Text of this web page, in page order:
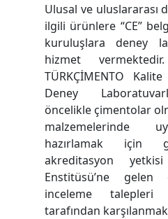
Ulusal ve uluslararası
ilgili ürünlere “CE”
kuruluşlara deney
hizmet
TÜRKÇİMENTO
Deney
öncelikle çimentolar
malzemelerinde
hazırlamak için
akreditasyon yetkisi
Enstitüsü’ne
inceleme talepleri
tarafından